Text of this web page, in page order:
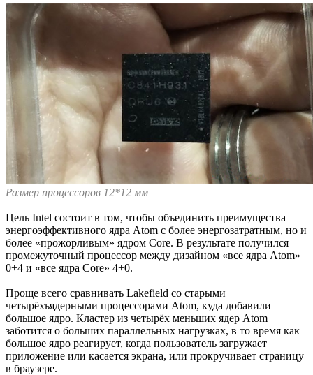
Размер процессоров 12*12 мм
Цель Intel состоит в том, чтобы объединить преимущества
энергоэффективного ядра Atom с более энергозатратным, но и
более «прожорливым» ядром Core. В результате получился
промежуточный процессор между дизайном «все ядра Atom»
0+4 и «все ядра Core» 4+0.
Проще всего сравнивать Lakefield со старыми
четырёхъядерными процессорами Atom, куда добавили
большое ядро. Кластер из четырёх меньших ядер Atom
заботится о больших параллельных нагрузках, в то время как
большое ядро реагирует, когда пользователь загружает
приложение или касается экрана, или прокручивает страницу
в браузере.